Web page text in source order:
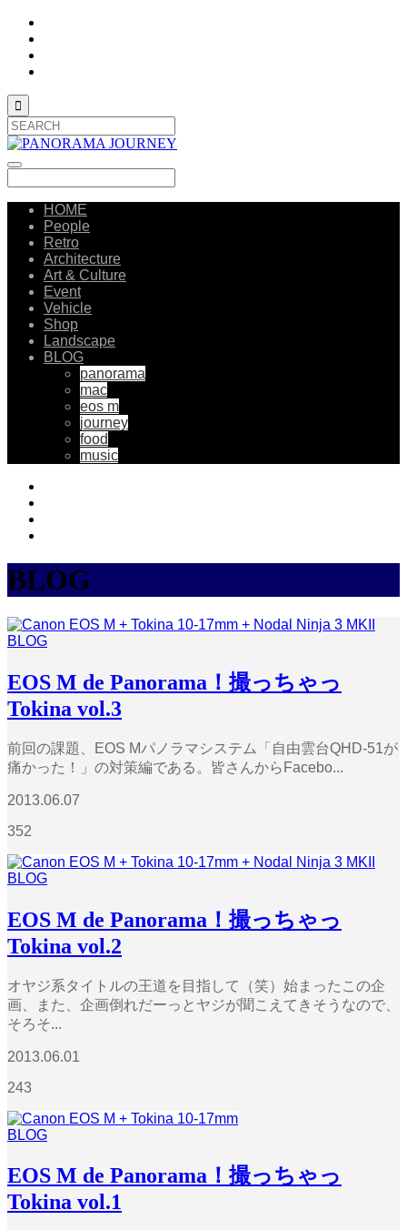

HOME
People
Retro
Architecture
Art & Culture
Event
Vehicle
Shop
Landscape
BLOG
panorama
mac
eos m
journey
food
music
BLOG
BLOG
EOS M de Panorama！撮っちゃっ
Tokina vol.3
前回の課題、EOS Mパノラマシステム「自由雲台QHD-51が
痛かった！」の対策編である。皆さんからFacebo...
2013.06.07
352
BLOG
EOS M de Panorama！撮っちゃっ
Tokina vol.2
オヤジ系タイトルの王道を目指して（笑）始まったこの企
画、また、企画倒れだーっとヤジが聞こえてきそうなので、
そろそ...
2013.06.01
243
BLOG
EOS M de Panorama！撮っちゃっ
Tokina vol.1